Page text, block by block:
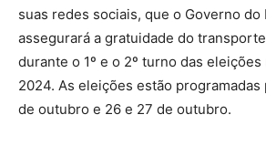
suas redes sociais, que o Governo do
assegurará a gratuidade do
durante o 1º e o 2º turno das
2024. As eleições estão programadas
de outubro e 26 e 27 de outubro.